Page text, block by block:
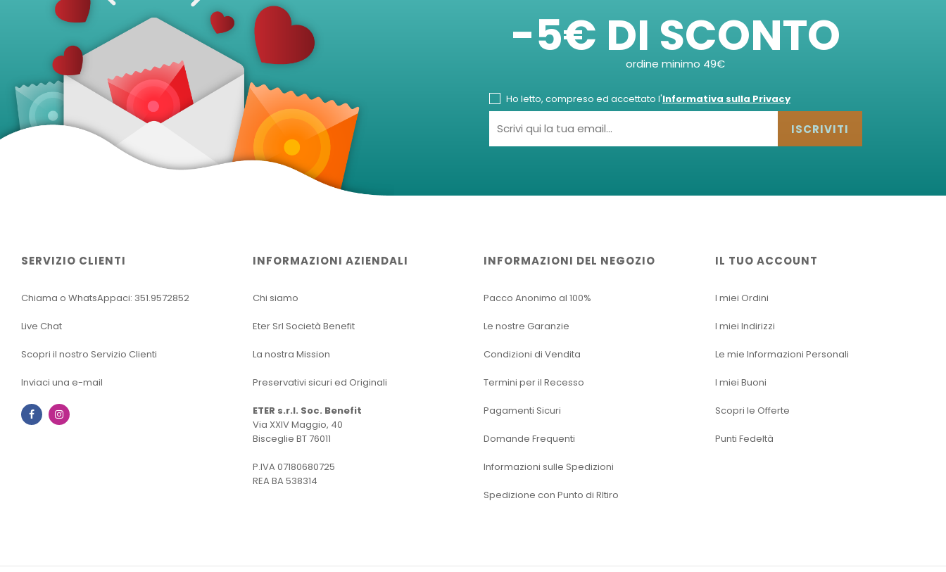
-5€ DI SCONTO
ordine minimo 49€
Ho letto, compreso ed accettato l'Informativa sulla Privacy
ISCRIVITI
SERVIZIO CLIENTI
Chiama o WhatsAppaci: 351.9572852
Live Chat
Scopri il nostro Servizio Clienti
Inviaci una e-mail
Facebook
INFORMAZIONI AZIENDALI
Chi siamo
Eter Srl Società Benefit
La nostra Mission
Preservativi sicuri ed Originali
ETER s.r.l. Soc. Benefit
Via XXIV Maggio, 40
Bisceglie BT 76011
P.IVA 07180680725
REA BA 538314
INFORMAZIONI DEL NEGOZIO
Pacco Anonimo al 100%
Le nostre Garanzie
Condizioni di Vendita
Termini per il Recesso
Pagamenti Sicuri
Domande Frequenti
Informazioni sulle Spedizioni
Spedizione con Punto di RItiro
IL TUO ACCOUNT
I miei Ordini
I miei Indirizzi
Le mie Informazioni Personali
I miei Buoni
Scopri le Offerte
Punti Fedeltà